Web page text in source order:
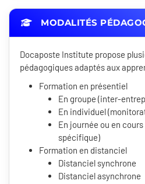
MODALITÉS
Docaposte Institute propose
pédagogiques adaptés aux
Formation en présentiel
En groupe (inter-
En individuel
En journée ou en
spécifique)
Formation en distanciel
Distanciel synchrone
Distanciel asynchrone